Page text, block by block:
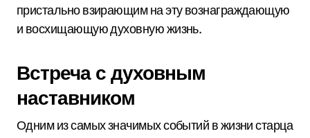
пристально взирающим на эту вознаграждающую
и восхищающую духовную жизнь.
Встреча с духовным
наставником
Одним из самых значимых событий в жизни старца